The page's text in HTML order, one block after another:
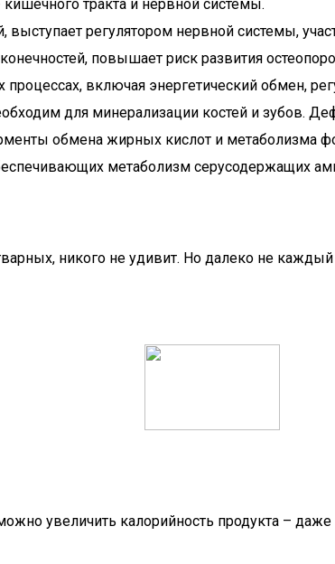
тракта и нервной системы.
выступает регулятором нервной системы,
повышает риск развития
включая энергетический обмен,
для минерализации костей и зубов.
обмена жирных кислот и метаболизма
метаболизм серусодержащих
никого не удивит. Но далеко не каждый
увеличить калорийность продукта –